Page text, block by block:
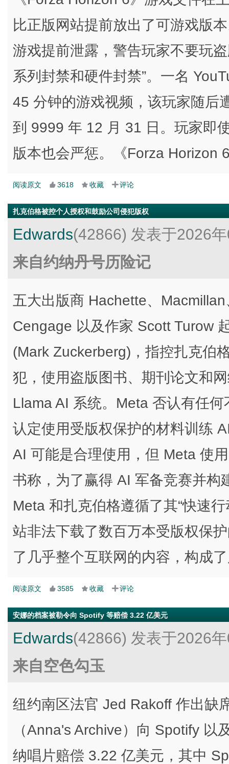
比正版网站提前放出了可游戏版
游戏提前泄露，警告玩家不要玩
系列封禁和硬件封禁”。一名
45 分钟的游戏视频，该玩家随后
到 9999 年 12 月 31 日。玩家即
版本也会严惩。《Forza Horizon
阅读原文 3618 收藏 评论
扎克伯格被控个人授权和鼓励公司侵犯版权
Edwards(42866) 发表于2026
来自约纳丹号历险记
五大出版商 Hachette、
Cengage 以及作家 Scott Turow
(Mark Zuckerberg)，指控扎克伯
犯，使用盗版图书、期刊论文和
Llama AI 系统。Meta 否认有任
认定使用受版权保护的材料训练
AI 可能是合理使用，但 Meta 使
书称，为了赢得 AI 军备竞赛并构
Meta 和扎克伯格遵循了其“快速
站非法下载了数百万本受版权保
了几乎整个互联网的内容，构成
阅读原文 3585 收藏 评论
安娜的档案被勒令向 Spotify 等赔偿 3.22 亿美元
Edwards(42866) 发表于2026
来自空色勾玉
纽约南区法官 Jed Rakoff 作出缺
（Anna's Archive）向 Spotify
纳唱片赔偿 3.22 亿美元，其中